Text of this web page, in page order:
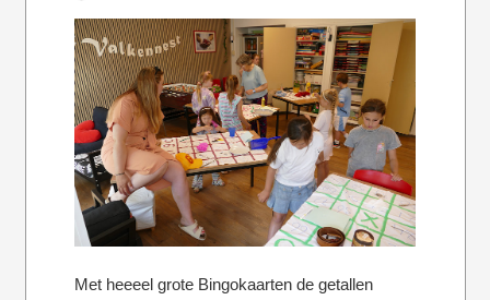
Met heeeel grote Bingokaarten de getallen